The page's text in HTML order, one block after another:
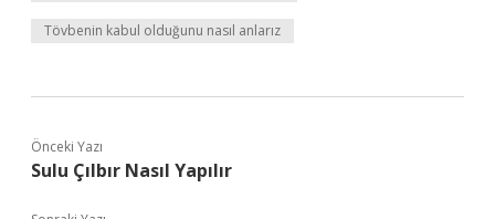
Tövbenin kabul olduğunu nasıl anlarız
Önceki Yazı
Sulu Çılbır Nasıl Yapılır